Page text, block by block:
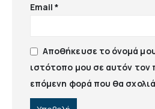
Email*
Αποθήκευσε το όνομά
ιστότοπο μου σε αυτόν τον
επόμενη φορά που θα